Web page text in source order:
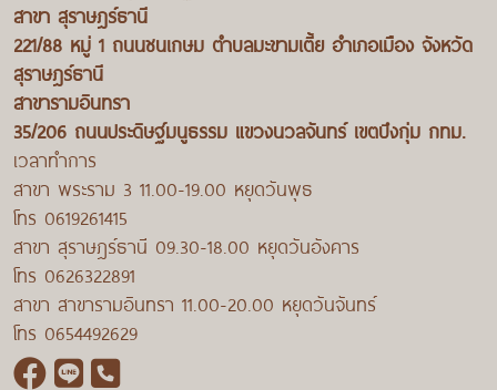
สาขา สุราษฎร์ธานี
221/88 หมู่ 1 ถนนชนเกษม ตำบลมะขามเตี้ย อำเภอเมือง จังหวัด
สุราษฎร์ธานี
สาขารามอินทรา
35/206 ถนนประดิษฐ์มนูธรรม แขวงนวลจันทร์ เขตบึงกุ่ม กทม.
เวลาทำการ
สาขา พระราม 3 11.00-19.00 หยุดวันพุธ
โทร 0619261415
สาขา สุราษฎร์ธานี 09.30-18.00 หยุดวันอังคาร
โทร 0626322891
สาขา สาขารามอินทรา 11.00-20.00 หยุดวันจันทร์
โทร 0654492629